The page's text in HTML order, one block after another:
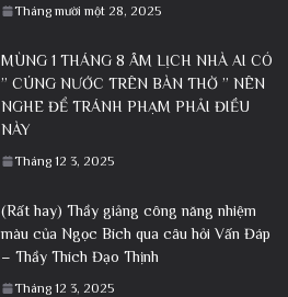
Tháng mười một 28, 2025
MÙNG 1 THÁNG 8 ÂM LỊCH NHÀ AI CÓ
” CÚNG NƯỚC TRÊN BÀN THỜ ” NÊN
NGHE ĐỂ TRÁNH PHẠM PHẢI ĐIỀU
NÀY
Tháng 12 3, 2025
(Rất hay) Thầy giảng công năng nhiệm
màu của Ngọc Bích qua câu hỏi Vấn Đáp
– Thầy Thích Đạo Thịnh
Tháng 12 3, 2025